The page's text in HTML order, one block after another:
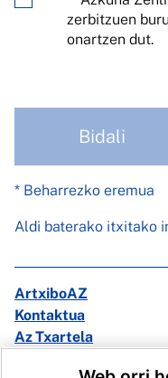
zerbitzuen
onartzen dut.
Bidali
* Beharrezko eremua
Aldi baterako itxitako
ArtxiboAZ
Kontaktua
Az Txartela